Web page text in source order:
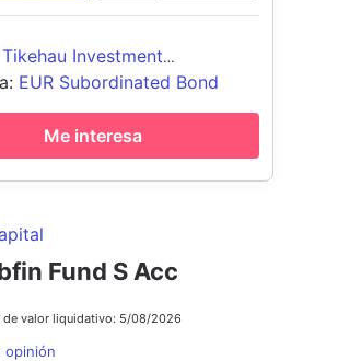
Fund S Acc
de valor liquidativo: 5/08/2026
opinión
Tikehau Investment
: EUR Subordinated Bond
Me interesa